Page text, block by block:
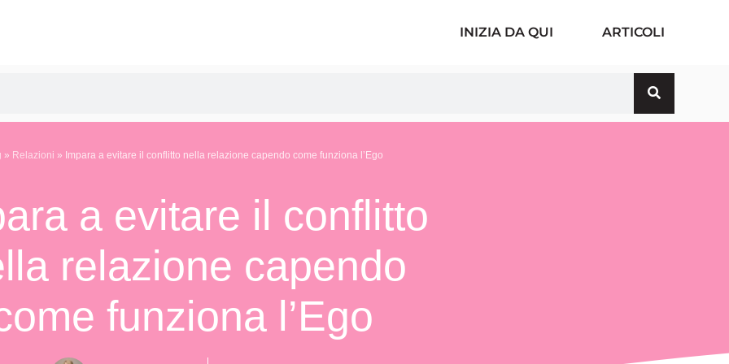
INIZIA DA QUI ARTICOLI
» Relazioni » Impara a evitare il conflitto nella relazione capendo come funziona l’Ego
a evitare il conflitto
relazione capendo
funziona l’Ego